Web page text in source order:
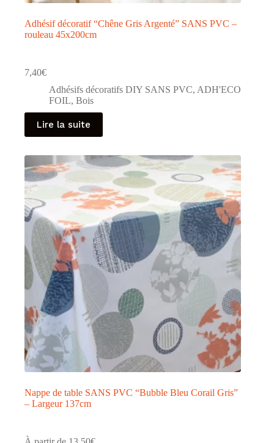
Adhésif décoratif “Chêne Gris Argenté” SANS PVC –
rouleau 45x200cm
7,40€
Adhésifs décoratifs DIY SANS PVC, ADH'ECO
FOIL, Bois
Lire la suite
Nappe de table SANS PVC “Bubble Bleu Corail Gris”
– Largeur 137cm